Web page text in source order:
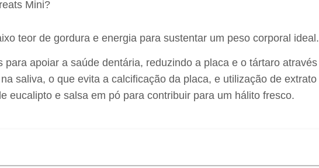
Mini?
teor de gordura e energia para sustentar um peso corporal ideal.
para apoiar a saúde dentária, reduzindo a placa e o tártaro através
saliva, o que evita a calcificação da placa, e utilização de extrato
eucalipto e salsa em pó para contribuir para um hálito fresco.